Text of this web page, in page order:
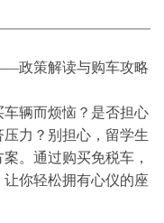
政策解读与购车攻略
辆而烦恼？是否担心
力？别担心，留学生
。通过购买免税车，
你轻松拥有心仪的座